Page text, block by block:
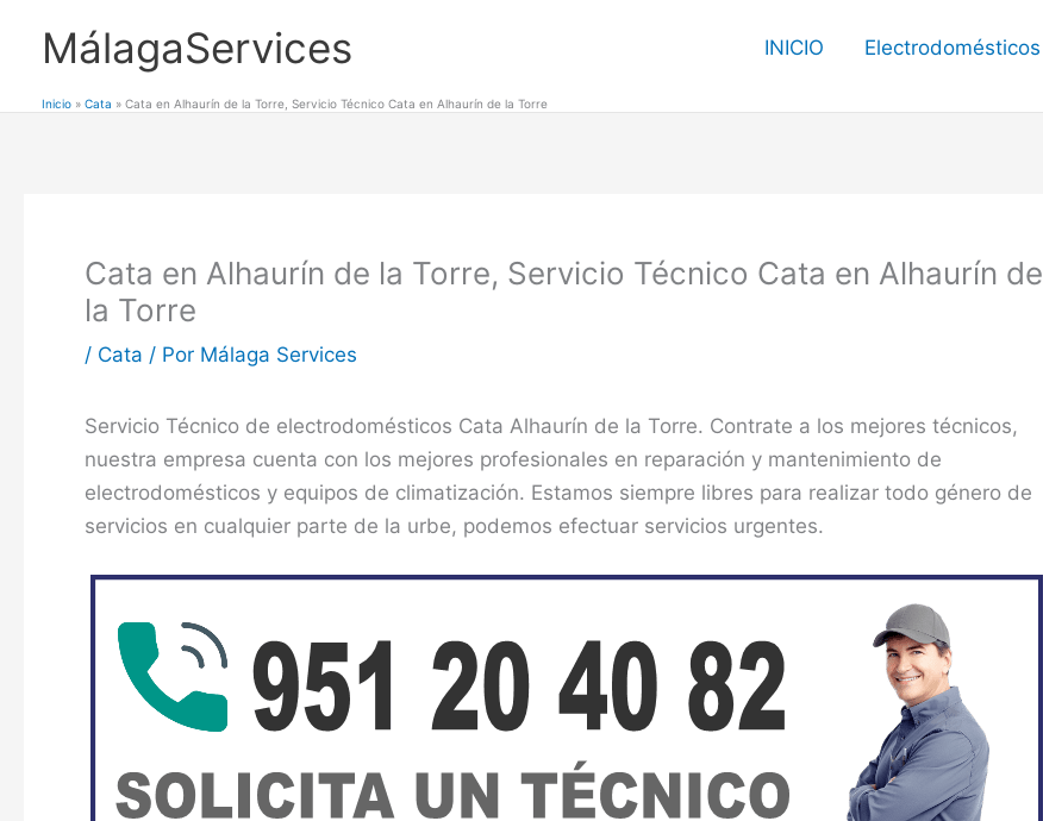
MálagaServices INICIO Electrodomésticos
Inicio Cata Cata en Alhaurín de la Torre, Servicio Técnico Cata en Alhaurín de la Torre
Cata en Alhaurín de la Torre, Servicio Técnico Cata en Alhaurín de
la Torre
/ Cata / Por Málaga Services
Servicio Técnico de electrodomésticos Cata Alhaurín de la Torre. Contrate a los mejores técnicos,
nuestra empresa cuenta con los mejores profesionales en reparación y mantenimiento de
electrodomésticos y equipos de climatización. Estamos siempre libres para realizar todo género de
servicios en cualquier parte de la urbe, podemos efectuar servicios urgentes.